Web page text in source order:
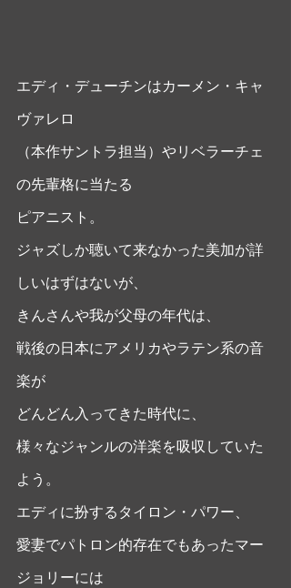
エディ・デューチンはカーメン・キャ
ヴァレロ
（本作サントラ担当）やリベラーチェ
の先輩格に当たる
ピアニスト。
ジャズしか聴いて来なかった美加が詳
しいはずはないが、
きんさんや我が父母の年代は、
戦後の日本にアメリカやラテン系の音
楽が
どんどん入ってきた時代に、
様々なジャンルの洋楽を吸収していた
よう。
エディに扮するタイロン・パワー、
愛妻でパトロン的存在でもあったマー
ジョリーには